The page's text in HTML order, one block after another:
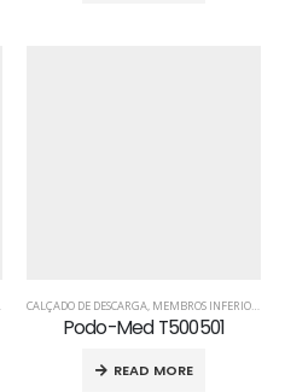
PÉ,PRODUTOS ORTOPÉDICOS
CALÇADO DE DESCARGA, MEMBROS INFERIORES
Podo-Med T500501
READ MORE